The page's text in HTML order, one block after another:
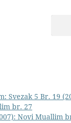
Svezak 5 Br. 19
br. 27
Novi Muallim